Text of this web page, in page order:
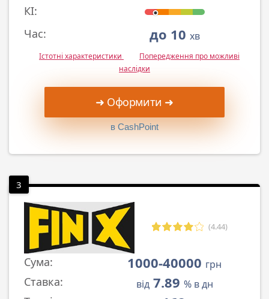
КІ:
Час:
до 10 хв
Істотні характеристики
Попередження про можливі
наслідки
➜ Оформити ➜
в CashPoint
3
(4.44)
Сума: 1000-40000 грн
Ставка: від7.89 % в дн